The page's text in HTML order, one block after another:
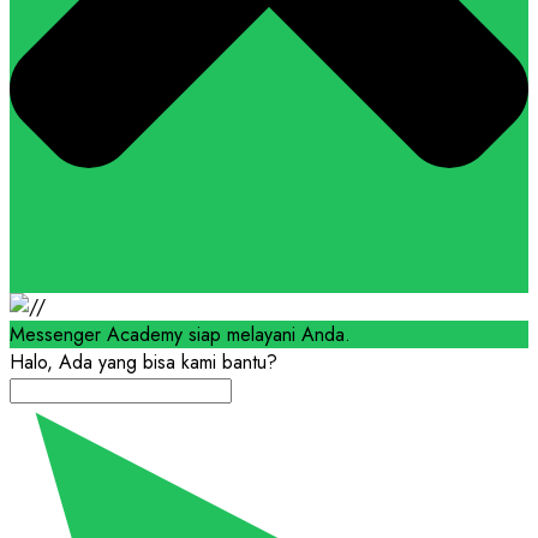
Messenger Academy siap melayani Anda.
Halo, Ada yang bisa kami bantu?